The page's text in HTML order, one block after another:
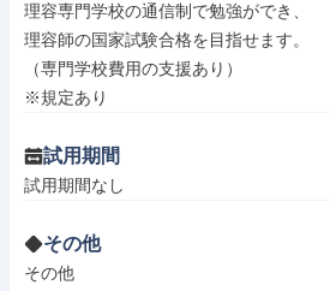
理容専門学校の通信制で勉強ができ、
理容師の国家試験合格を目指せます。
（専門学校費用の支援あり）
※規定あり
試用期間
試用期間なし
その他
その他